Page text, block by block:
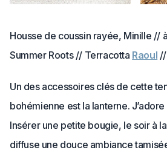
Housse de coussin rayée, Minille //
Summer Roots // Terracotta Raoul
Un des accessoires clés de cette
bohémienne est la lanterne.
Insérer une petite bougie, le soir à
diffuse une douce ambiance